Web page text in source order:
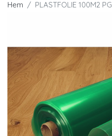
Hem PLASTFOLIE 100M2 PG